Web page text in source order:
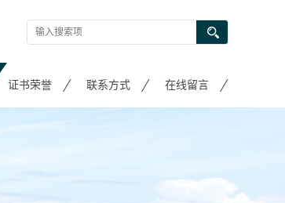
证书荣誉 联系方式 在线留言